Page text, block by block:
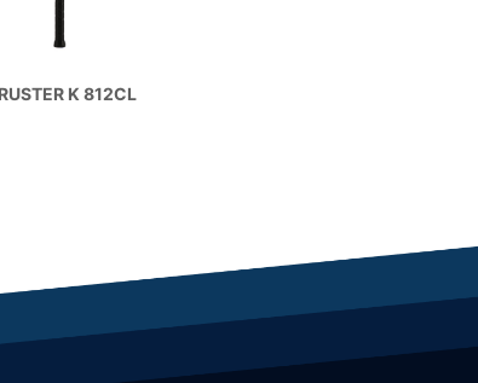
K 812CL